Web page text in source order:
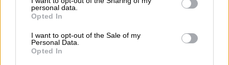
personal data.
Opted In
I want to opt-out of the Sale of my
Personal Data.
Opted In
▌ΤΕΛΕΥΤΑΙΑ ΝΕΑ